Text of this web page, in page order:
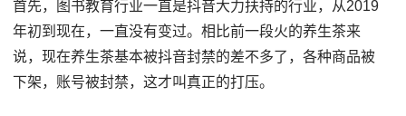
首先，图书教育行业一直是抖音大力扶持的行业，从2019
年初到现在，一直没有变过。相比前一段火的养生茶来
说，现在养生茶基本被抖音封禁的差不多了，各种商品被
下架，账号被封禁，这才叫真正的打压。